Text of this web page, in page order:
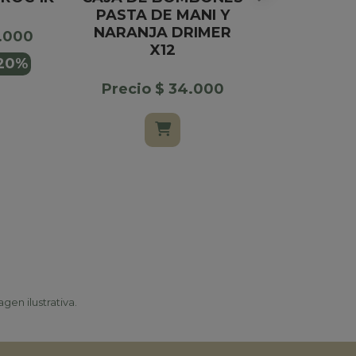
PASTA DE MANI Y
NARANJA DRIMER
X12
Precio $ 34.000
ilustrativa.